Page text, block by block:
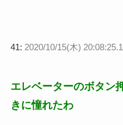
41: 2020/10/15(木)
エレベーターのボタン
きに憧れたわ